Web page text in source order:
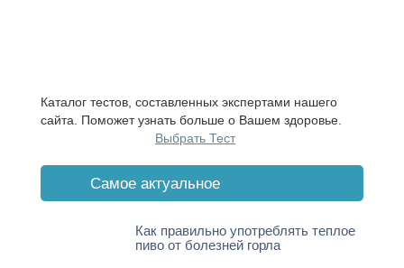
Каталог тестов, составленных экспертами нашего
сайта. Поможет узнать больше о Вашем здоровье.
Выбрать Тест
Cамое актуальное
Как правильно употреблять теплое
пиво от болезней горла